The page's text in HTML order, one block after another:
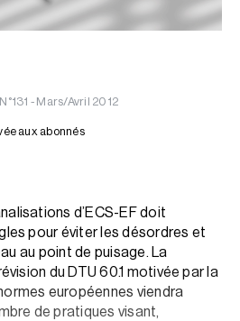
- Mars/Avril 2012
aux abonnés
d’ECS-EF doit
pour éviter les désordres et
au point de puisage. La
du DTU 60.1 motivée par la
européennes viendra
de pratiques visant,